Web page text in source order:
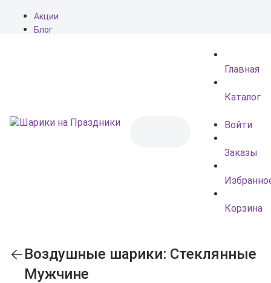
Акции
Блог
Главная
Каталог
Войти
Заказы
Корзина
Воздушные шарики: Стеклянные
Мужчине